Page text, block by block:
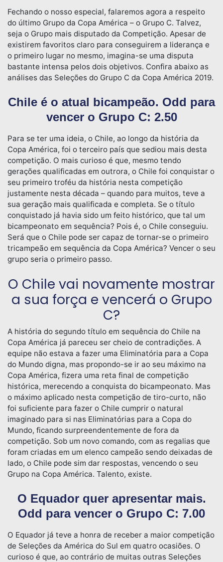
Fechando o nosso especial, falaremos agora a respeito
do último Grupo da Copa América – o Grupo C. Talvez,
seja o Grupo mais disputado da Competição. Apesar de
existirem favoritos claro para conseguirem a liderança e
o primeiro lugar no mesmo, imagina-se uma disputa
bastante intensa pelos dois objetivos. Confira abaixo as
análises das Seleções do Grupo C da Copa América 2019.
Chile é o atual bicampeão. Odd para
vencer o Grupo C: 2.50
Para se ter uma ideia, o Chile, ao longo da história da
Copa América, foi o terceiro país que sediou mais desta
competição. O mais curioso é que, mesmo tendo
gerações qualificadas em outrora, o Chile foi conquistar o
seu primeiro troféu da história nesta competição
justamente nesta década – quando para muitos, teve a
sua geração mais qualificada e completa. Se o título
conquistado já havia sido um feito histórico, que tal um
bicampeonato em sequência? Pois é, o Chile conseguiu.
Será que o Chile pode ser capaz de tornar-se o primeiro
tricampeão em sequência da Copa América? Vencer o seu
grupo seria o primeiro passo.
O Chile vai novamente mostrar
a sua força e vencerá o Grupo
C?
A história do segundo título em sequência do Chile na
Copa América já pareceu ser cheio de contradições. A
equipe não estava a fazer uma Eliminatória para a Copa
do Mundo digna, mas propondo-se ir ao seu máximo na
Copa América, fizera uma reta final de competição
histórica, merecendo a conquista do bicampeonato. Mas
o máximo aplicado nesta competição de tiro-curto, não
foi suficiente para fazer o Chile cumprir o natural
imaginado para si nas Eliminatórias para a Copa do
Mundo, ficando surpreendentemente de fora da
competição. Sob um novo comando, com as regalias que
foram criadas em um elenco campeão sendo deixadas de
lado, o Chile pode sim dar respostas, vencendo o seu
Grupo na Copa América. Talento, existe.
O Equador quer apresentar mais.
Odd para vencer o Grupo C: 7.00
O Equador já teve a honra de receber a maior competição
de Seleções da América do Sul em quatro ocasiões. O
curioso é que, ao contrário de muitas outras Seleções